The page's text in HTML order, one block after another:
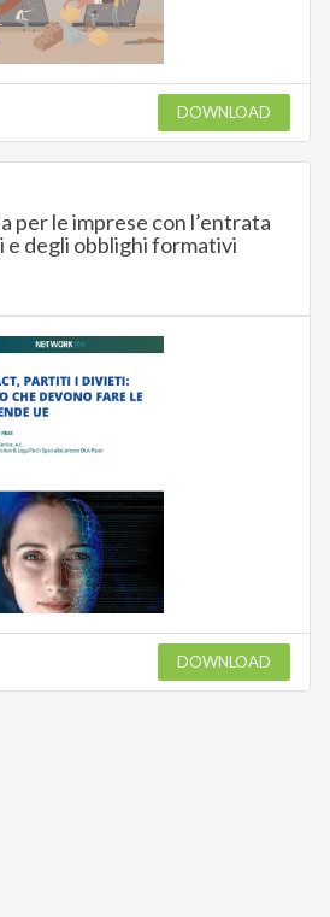
DOWNLOAD
per le imprese con l’entrata
e degli obblighi formativi
DOWNLOAD